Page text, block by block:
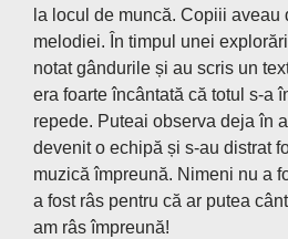
la locul de muncă. Copiii aveau
melodiei. În timpul unei
notat gândurile și au scris un
era foarte încântată că totul s-a
repede. Puteai observa deja în
devenit o echipă și s-au distrat
muzică împreună. Nimeni nu a
a fost râs pentru că ar putea
am râs împreună!